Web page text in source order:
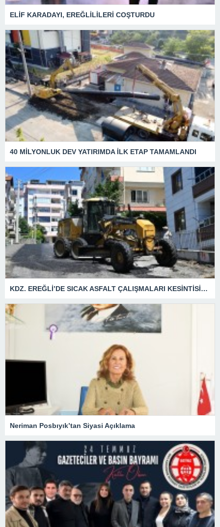
ELİF KARADAYI, EREĞLİLİLERİ COŞTURDU
40 MİLYONLUK DEV YATIRIMDA İLK ETAP TAMAMLANDI
KDZ. EREĞLİ’DE SICAK ASFALT ÇALIŞMALARI KESİNTİSİZ SÜRÜYOR
Neriman Posbıyık’tan Siyasi Açıklama